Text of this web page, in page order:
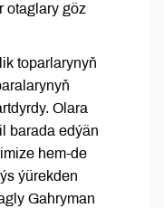
otaglary göz
toparlarynyň
Olara
barada edýän
hem-de
ýürekden
Gahryman